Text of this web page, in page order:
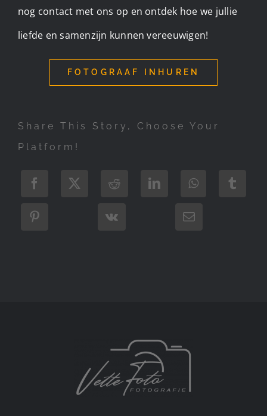
nog contact met ons op en ontdek hoe we jullie
liefde en samenzijn kunnen vereeuwigen!
FOTOGRAAF INHUREN
Share This Story, Choose Your
Platform!